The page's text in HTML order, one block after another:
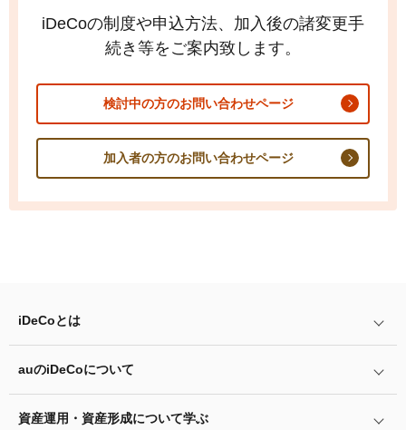
iDeCoの制度や申込方法、加入後の諸変更手
続き等をご案内致します。
検討中の方のお問い合わせページ
加入者の方のお問い合わせページ
iDeCoとは
iDeCoとは
iDeCoのメリットと留意点
auのiDeCoについて
auのiDeCoについて
資産運用・資産形成について学ぶ